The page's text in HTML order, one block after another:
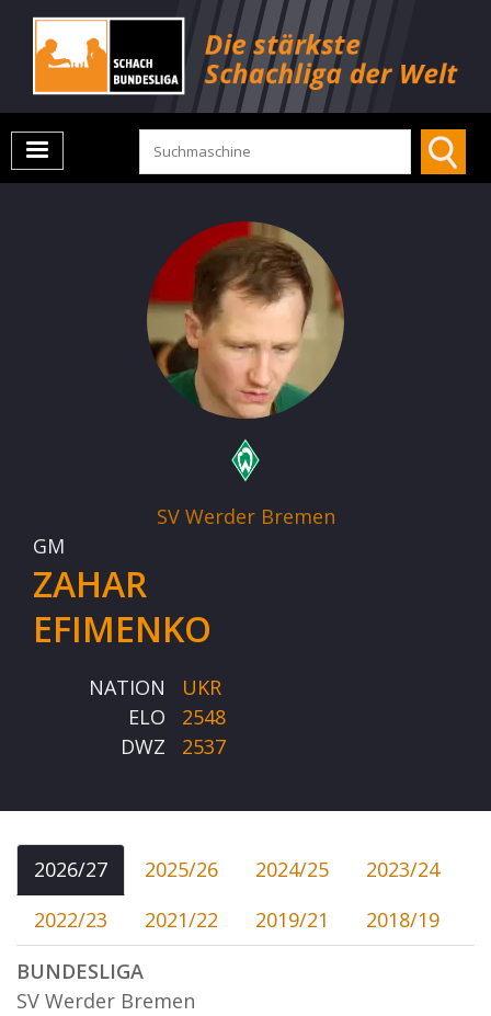
SV Werder Bremen
GM
ZAHAR
EFIMENKO
NATION
UKR
ELO
2548
DWZ
2537
2026/27 2025/26 2024/25
2023/24
2022/23
2021/22 2019/21
2018/19
BUNDESLIGA
SV Werder Bremen